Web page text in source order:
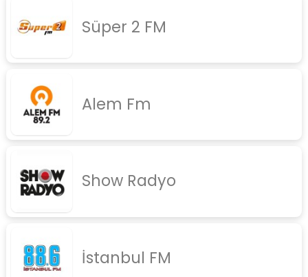
Süper 2 FM
Alem Fm
Show Radyo
İstanbul FM